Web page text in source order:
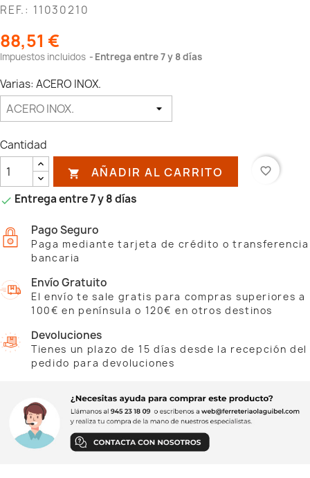
REF.: 11030210
88,51 €
Impuestos incluidos Entrega entre 7 y 8 días
Varias: ACERO INOX.
Cantidad
 AÑADIR AL CARRITO favorite_border
 Entrega entre 7 y 8 días
Pago Seguro
Paga mediante tarjeta de crédito o transferencia
bancaria
Envío Gratuito
El envío te sale gratis para compras superiores a
100€ en península o 120€ en otros destinos
Devoluciones
Tienes un plazo de 15 días desde la recepción del
pedido para devoluciones